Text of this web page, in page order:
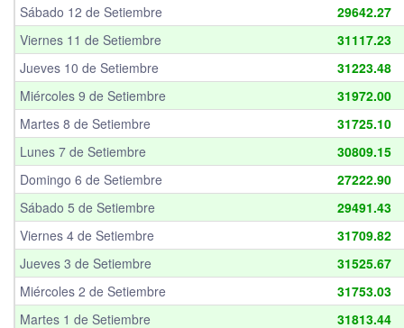
Sábado 12 de Setiembre
29642.27
Viernes 11 de Setiembre
31117.23
Jueves 10 de Setiembre
31223.48
Miércoles 9 de Setiembre
31972.00
Martes 8 de Setiembre
31725.10
Lunes 7 de Setiembre
30809.15
Domingo 6 de Setiembre
27222.90
Sábado 5 de Setiembre
29491.43
Viernes 4 de Setiembre
31709.82
Jueves 3 de Setiembre
31525.67
Miércoles 2 de Setiembre
31753.03
Martes 1 de Setiembre
31813.44